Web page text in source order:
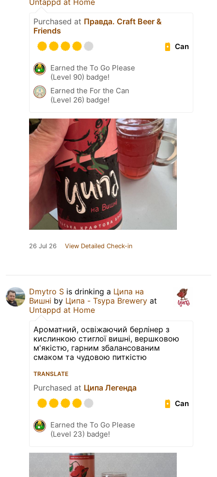
Untappd at Home
Purchased at Правда. Craft Beer &
Friends
Can
Earned the To Go Please
(Level 90) badge!
Earned the For the Can
(Level 26) badge!
26 Jul 26 View Detailed Check-in
Dmytro S is drinking a Ципа на
Вишні by Ципа - Tsypa Brewery at
Untappd at Home
Ароматний, освіжаючий берлінер з
кислинкою стиглої вишні, вершковою
м'якістю, гарним збалансованим
смаком та чудовою питкістю
TRANSLATE
Purchased at Ципа Легенда
Can
Earned the To Go Please
(Level 23) badge!